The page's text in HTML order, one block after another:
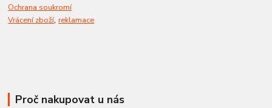
Ochrana soukromí
Vrácení zboží,reklamace
Proč nakupovat u nás